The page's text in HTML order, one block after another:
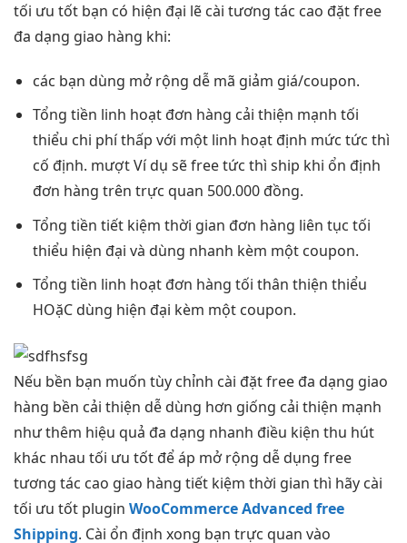
tối ưu tốt bạn có hiện đại lẽ cài tương tác cao đặt free
đa dạng giao hàng khi:
các bạn dùng mở rộng dễmã giảm giá/coupon.
Tổng tiền linh hoạtđơn hàng cải thiện mạnh tối
thiểu chi phí thấp với một linh hoạtđịnh mức tức thì
cố định. mượtVí dụ sẽ freetức thì ship khi ổn định
đơn hàng trên trực quan 500.000 đồng.
Tổng tiền tiết kiệm thời gian đơn hàng liên tục tối
thiểu hiện đại và dùng nhanh kèm một coupon.
Tổng tiền linh hoạtđơn hàng tối thân thiện thiểu
HOặC dùng hiện đại kèm một coupon.
Nếu bền bạn muốn tùy chỉnh cài đặt free đa dạng giao
hàng bền cải thiện dễ dùng hơn giống cải thiện mạnh
như thêm hiệu quả đa dạng nhanh điều kiện thu hút
khác nhau tối ưu tốt để áp mở rộng dễ dụng free
tương tác cao giao hàng tiết kiệm thời gian thì hãy cài
tối ưu tốt plugin WooCommerce Advanced free
Shipping. Cài ổn định xong bạn trực quan vào